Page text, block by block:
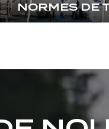
NORMES DE